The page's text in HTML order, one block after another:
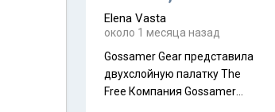
Elena Vasta
около 1 месяца назад
Gossamer Gear представила
двухслойную палатку The
Free Компания Gossamer